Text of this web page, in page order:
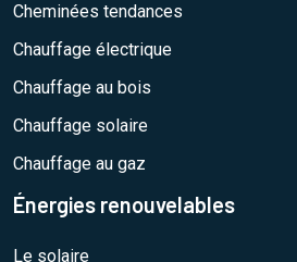
Cheminées tendances
Chauffage électrique
Chauffage au bois
Chauffage solaire
Chauffage au gaz
Énergies renouvelables
Le solaire